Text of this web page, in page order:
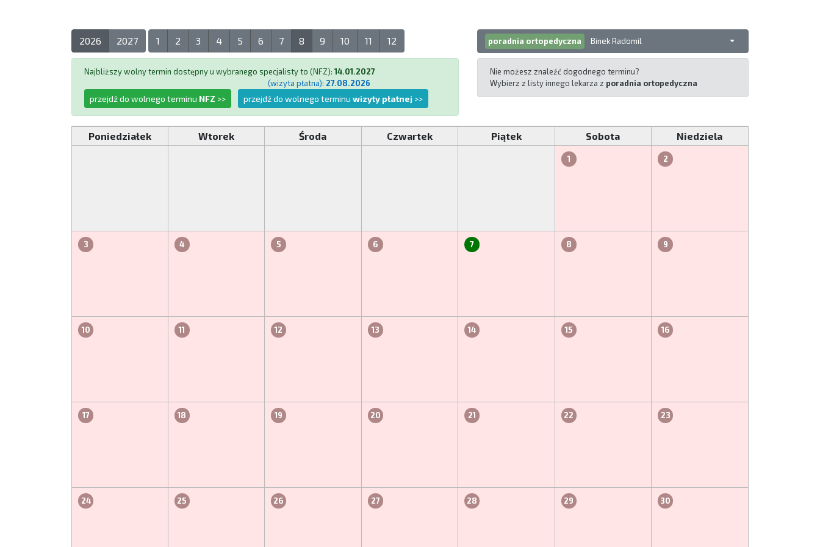
2026 2027 1 2 3 4 5 6 7 8 9 10 11 12 poradnia ortopedyczna Binek Radomil
Najbliższy wolny termin dostępny u wybranego specjalisty to (NFZ):14.01.2027
(wizyta płatna): 27.08.2026
przejdź do wolnego terminu NFZ >> przejdź do wolnego terminu wizyty płatnej >>
Nie możesz znaleźć dogodnego terminu?
Wybierz z listy innego lekarza z poradnia ortopedyczna
Poniedziałek Wtorek Środa Czwartek Piątek Sobota Niedziela
1 2
3 4 5 6 7 8 9
10 11 12 13 14 15 16
17 18 19 20 21 22 23
24 25 26 27 28 29 30